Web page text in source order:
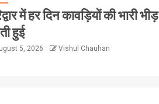
में हर दिन कावड़ियों की भारी भीड़
हुई
5, 2026 Vishul Chauhan